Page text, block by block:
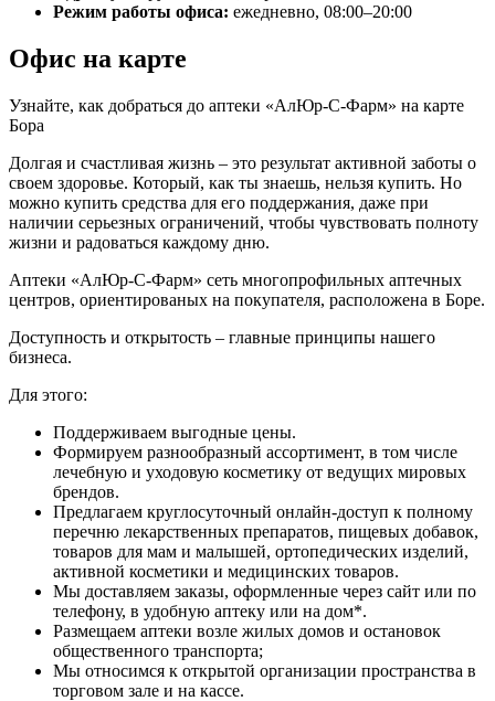
Режим работы офиса: ежедневно, 08:00–20:00
Офис на карте
Узнайте, как добраться до аптеки «АлЮр-С-Фарм» на карте
Бора
Долгая и счастливая жизнь – это результат активной заботы о
своем здоровье. Который, как ты знаешь, нельзя купить. Но
можно купить средства для его поддержания, даже при
наличии серьезных ограничений, чтобы чувствовать полноту
жизни и радоваться каждому дню.
Аптеки «АлЮр-С-Фарм» сеть многопрофильных аптечных
центров, ориентированых на покупателя, расположена в Боре.
Доступность и открытость – главные принципы нашего
бизнеса.
Для этого:
Поддерживаем выгодные цены.
Формируем разнообразный ассортимент, в том числе
лечебную и уходовую косметику от ведущих мировых
брендов.
Предлагаем круглосуточный онлайн-доступ к полному
перечню лекарственных препаратов, пищевых добавок,
товаров для мам и малышей, ортопедических изделий,
активной косметики и медицинских товаров.
Мы доставляем заказы, оформленные через сайт или по
телефону, в удобную аптеку или на дом*.
Размещаем аптеки возле жилых домов и остановок
общественного транспорта;
Мы относимся к открытой организации пространства в
торговом зале и на кассе.